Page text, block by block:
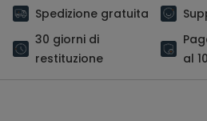
Spedizione gratuita
30 giorni di
restituzione
al